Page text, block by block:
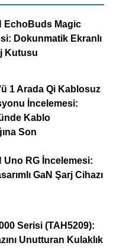
EchoBuds Magic
Dokunmatik Ekranlı
Kutusu
1 Arada Qi Kablosuz
İncelemesi:
Kablo
Son
Uno RG İncelemesi:
GaN Şarj Cihazı
Serisi (TAH5209):
Unutturan Kulaklık